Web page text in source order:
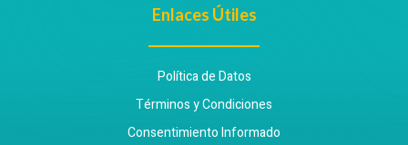
Enlaces Útiles
Política de Datos
Términos y Condiciones
Consentimiento Informado